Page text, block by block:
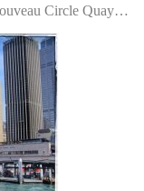
Circle Quay…